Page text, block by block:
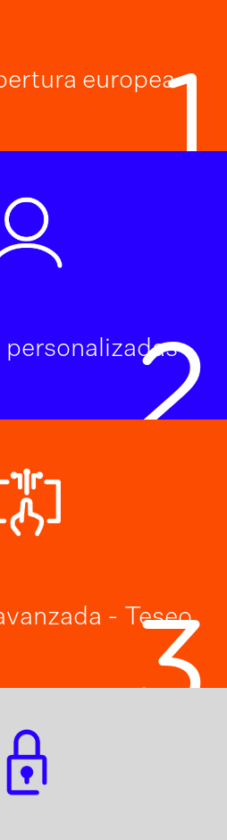
europea1
personalizadas
2
- Teseo
3